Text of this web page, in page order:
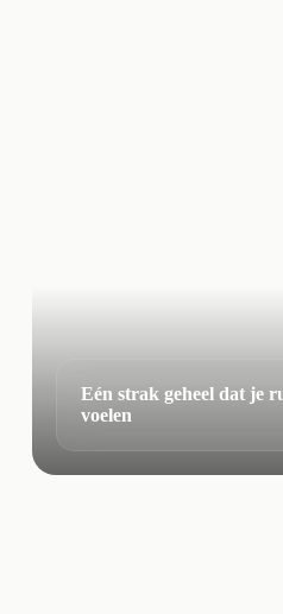
Eén strak geheel dat je
voelen